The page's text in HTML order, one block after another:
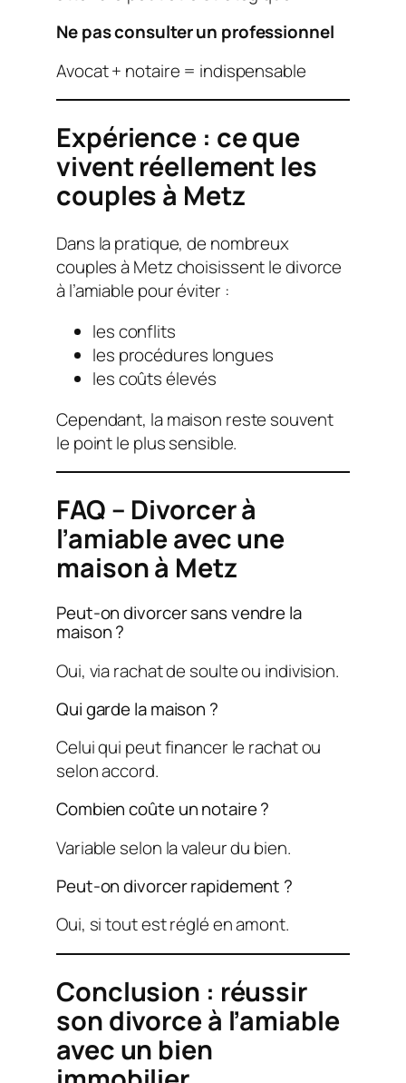
Ne pas consulter un professionnel
Avocat + notaire = indispensable
Expérience : ce que
vivent réellement les
couples à Metz
Dans la pratique, de nombreux
couples à Metz choisissent le divorce
à l’amiable pour éviter :
les conflits
les procédures longues
les coûts élevés
Cependant, la maison reste souvent
le point le plus sensible.
FAQ – Divorcer à
l’amiable avec une
maison à Metz
Peut-on divorcer sans vendre la
maison ?
Oui, via rachat de soulte ou indivision.
Qui garde la maison ?
Celui qui peut financer le rachat ou
selon accord.
Combien coûte un notaire ?
Variable selon la valeur du bien.
Peut-on divorcer rapidement ?
Oui, si tout est réglé en amont.
Conclusion : réussir
son divorce à l’amiable
avec un bien